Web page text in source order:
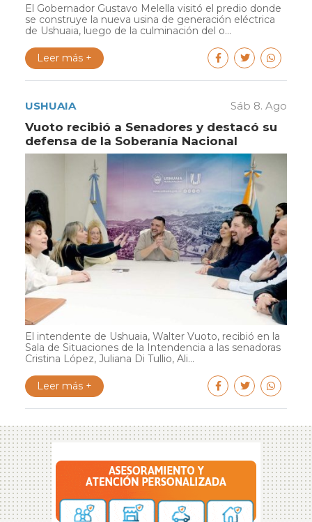
El Gobernador Gustavo Melella visitó el predio donde
se construye la nueva usina de generación eléctrica
de Ushuaia, luego de la culminación del o...
Leer más +
USHUAIA Sáb 8. Ago
Vuoto recibió a Senadores y destacó su
defensa de la Soberanía Nacional
El intendente de Ushuaia, Walter Vuoto, recibió en la
Sala de Situaciones de la Intendencia a las senadoras
Cristina López, Juliana Di Tullio, Ali...
Leer más +